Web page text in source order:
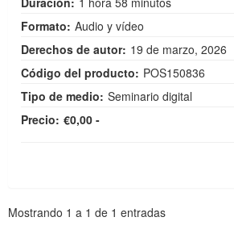
Formato: Audio y vídeo
Derechos de autor: 19 de marzo, 2026
Código del producto: POS150836
Tipo de medio: Seminario digital
Precio: €0,00 -
Mostrando 1 a 1 de 1 entradas